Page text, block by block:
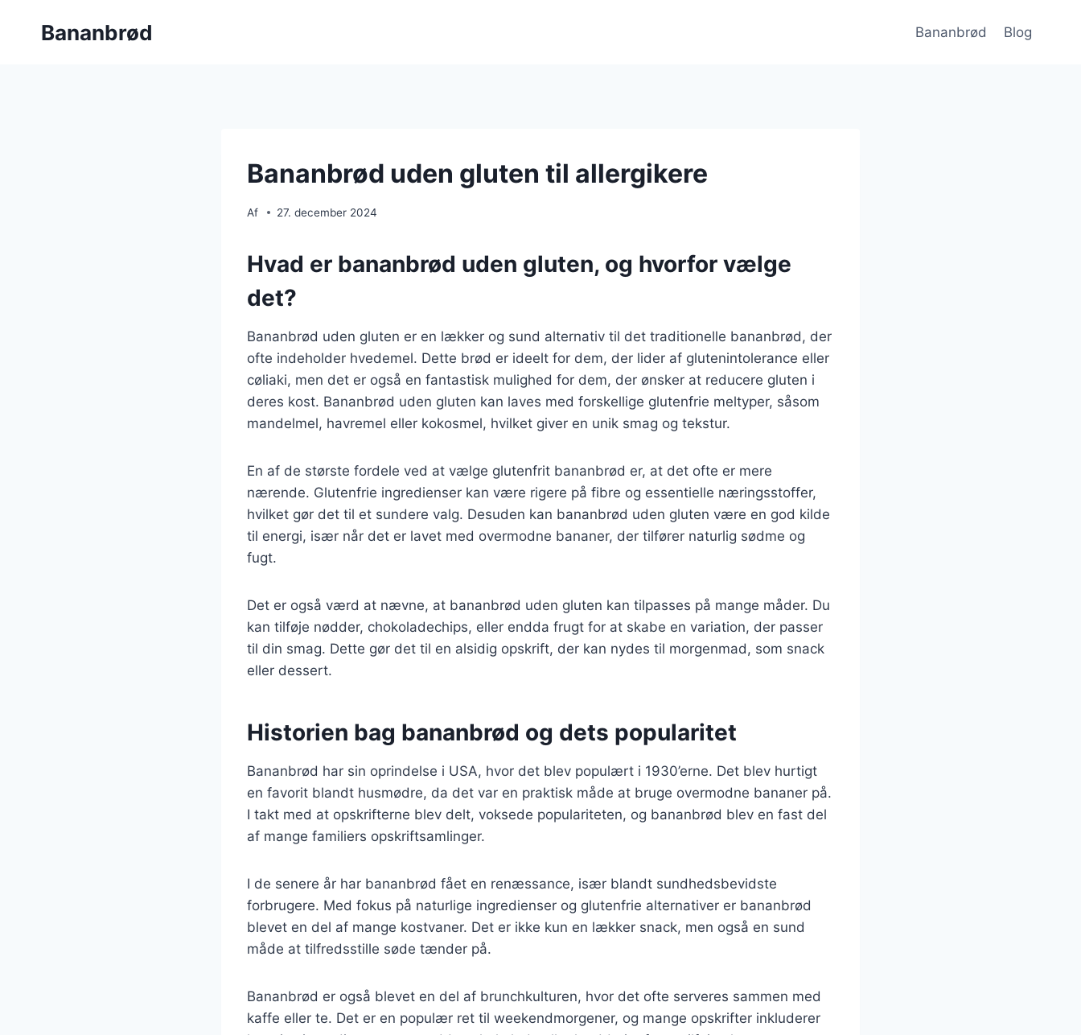
Bananbrød Bananbrød Blog
Bananbrød uden gluten til allergikere
Af 27. december 2024
Hvad er bananbrød uden gluten, og hvorfor vælge
det?
Bananbrød uden gluten er en lækker og sund alternativ til det traditionelle bananbrød, der
ofte indeholder hvedemel. Dette brød er ideelt for dem, der lider af glutenintolerance eller
cøliaki, men det er også en fantastisk mulighed for dem, der ønsker at reducere gluten i
deres kost. Bananbrød uden gluten kan laves med forskellige glutenfrie meltyper, såsom
mandelmel, havremel eller kokosmel, hvilket giver en unik smag og tekstur.
En af de største fordele ved at vælge glutenfrit bananbrød er, at det ofte er mere
nærende. Glutenfrie ingredienser kan være rigere på fibre og essentielle næringsstoffer,
hvilket gør det til et sundere valg. Desuden kan bananbrød uden gluten være en god kilde
til energi, især når det er lavet med overmodne bananer, der tilfører naturlig sødme og
fugt.
Det er også værd at nævne, at bananbrød uden gluten kan tilpasses på mange måder. Du
kan tilføje nødder, chokoladechips, eller endda frugt for at skabe en variation, der passer
til din smag. Dette gør det til en alsidig opskrift, der kan nydes til morgenmad, som snack
eller dessert.
Historien bag bananbrød og dets popularitet
Bananbrød har sin oprindelse i USA, hvor det blev populært i 1930’erne. Det blev hurtigt
en favorit blandt husmødre, da det var en praktisk måde at bruge overmodne bananer på.
I takt med at opskrifterne blev delt, voksede populariteten, og bananbrød blev en fast del
af mange familiers opskriftsamlinger.
I de senere år har bananbrød fået en renæssance, især blandt sundhedsbevidste
forbrugere. Med fokus på naturlige ingredienser og glutenfrie alternativer er bananbrød
blevet en del af mange kostvaner. Det er ikke kun en lækker snack, men også en sund
måde at tilfredsstille søde tænder på.
Bananbrød er også blevet en del af brunchkulturen, hvor det ofte serveres sammen med
kaffe eller te. Det er en populær ret til weekendmorgener, og mange opskrifter inkluderer